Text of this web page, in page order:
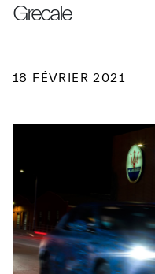
Grecale
18 FÉVRIER 2021